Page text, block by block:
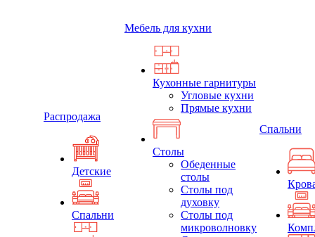
Распродажа
Детские
Спальни
Мебель для кухни
Кухонные гарнитуры
Угловые кухни
Прямые кухни
Столы
Обеденные
столы
Столы под
духовку
Столы под
микроволновку
Спальни